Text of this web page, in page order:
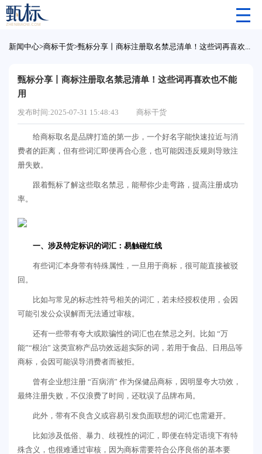
新闻中心>商标干货> 甄标分享丨商标注册取名禁忌清单！这些词再喜欢也不能用
甄标分享丨商标注册取名禁忌清单！这些词再喜欢也不能
用
发布时间:2025-07-31 15:48:43 商标干货
给商标取名是品牌打造的第一步，一个好名字能快速拉近与消
费者的距离，但有些词汇即便再合心意，也可能因违反规则导致注
册失败。
跟着甄标了解这些取名禁忌，能帮你少走弯路，提高注册成功
率。
一、涉及特定标识的词汇：易触碰红线
有些词汇本身带有特殊属性，一旦用于商标，很可能直接被驳
回。
比如与常见的标志性符号相关的词汇，若未经授权使用，会因
可能引发公众误解而无法通过审核。
还有一些带有夸大或欺骗性的词汇也在禁忌之列。比如 “万
能”“根治” 这类宣称产品功效远超实际的词，若用于食品、日用品等
商标，会因可能误导消费者而被拒。
曾有企业想注册 “百病消” 作为保健品商标，因明显夸大功效，
最终注册失败，不仅浪费了时间，还耽误了品牌布局。
此外，带有不良含义或容易引发负面联想的词汇也需避开。
比如涉及低俗、暴力、歧视性的词汇，即便在特定语境下有特
殊含义，也很难通过审核，因为商标需要符合公序良俗的基本要